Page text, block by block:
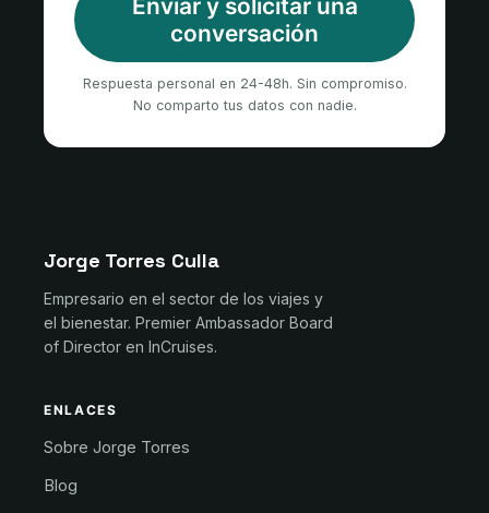
Enviar y solicitar una
conversación
Respuesta personal en 24-48h. Sin compromiso.
No comparto tus datos con nadie.
Jorge Torres Culla
Empresario en el sector de los viajes y
el bienestar. Premier Ambassador Board
of Director en InCruises.
ENLACES
Sobre Jorge Torres
Blog